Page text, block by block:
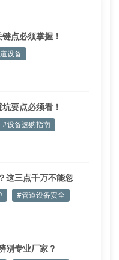
点必须掌握！
设备
要点必须看！
#设备选购指南
这三点千万不能忽
#管道设备安全
别专业厂家？